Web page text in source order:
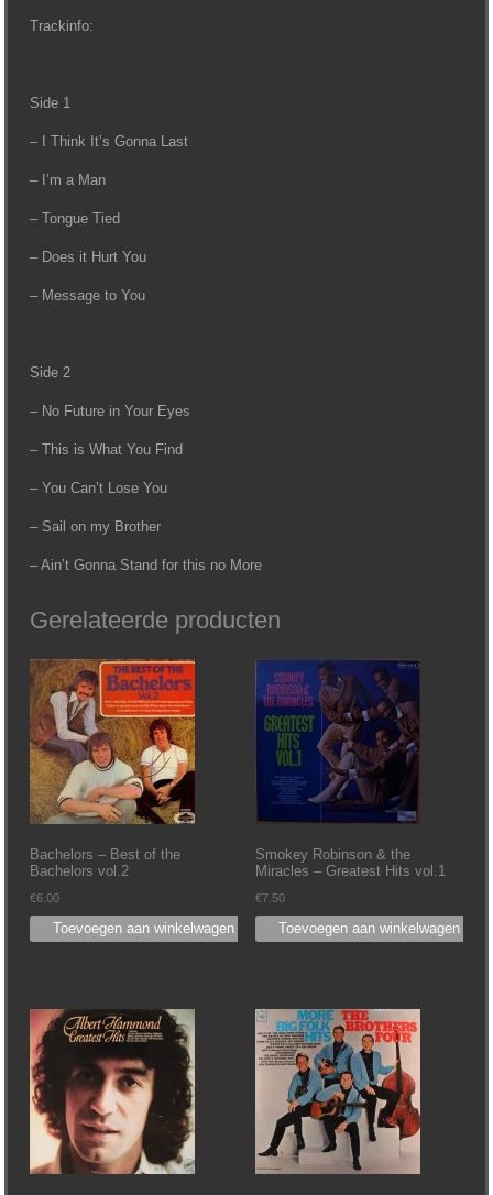
Trackinfo:
Side 1
– I Think It’s Gonna Last
– I’m a Man
– Tongue Tied
– Does it Hurt You
– Message to You
Side 2
– No Future in Your Eyes
– This is What You Find
– You Can’t Lose You
– Sail on my Brother
– Ain’t Gonna Stand for this no More
Gerelateerde producten
Bachelors – Best of the
Bachelors vol.2
€6.00
Toevoegen aan winkelwagen
Smokey Robinson & the
Miracles – Greatest Hits vol.1
€7.50
Toevoegen aan winkelwagen